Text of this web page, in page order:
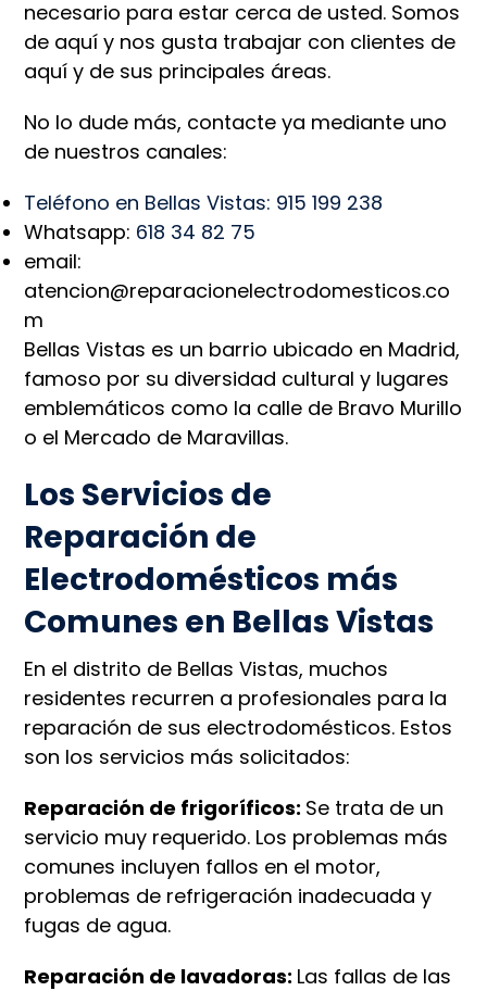
necesario para estar cerca de usted. Somos
de aquí y nos gusta trabajar con clientes de
aquí y de sus principales áreas.
No lo dude más, contacte ya mediante uno
de nuestros canales:
Teléfono en Bellas Vistas: 915 199 238
Whatsapp: 618 34 82 75
email:
atencion@reparacionelectrodomesticos.co
m
Bellas Vistas es un barrio ubicado en Madrid,
famoso por su diversidad cultural y lugares
emblemáticos como la calle de Bravo Murillo
o el Mercado de Maravillas.
Los Servicios de
Reparación de
Electrodomésticos más
Comunes en Bellas Vistas
En el distrito de Bellas Vistas, muchos
residentes recurren a profesionales para la
reparación de sus electrodomésticos. Estos
son los servicios más solicitados:
Reparación de frigoríficos: Se trata de un
servicio muy requerido. Los problemas más
comunes incluyen fallos en el motor,
problemas de refrigeración inadecuada y
fugas de agua.
Reparación de lavadoras: Las fallas de las